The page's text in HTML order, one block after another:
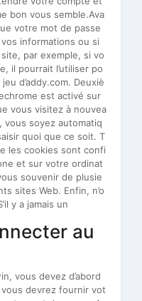
bon vous semble.Ava
votre mot de passe
informations ou si
par exemple, si vo
il pourrait l’utiliser po
d’addy.com. Deuxiè
est activé sur
vous visitez à nouvea
vous soyez automatiq
quoi que ce soit. T
les cookies sont confi
et sur votre ordinat
souvenir de plusie
sites Web. Enfin, n’o
y a jamais un
au
vous devez d’abord
devrez fournir vot